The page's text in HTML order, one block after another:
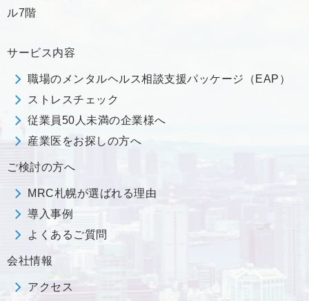
ル7階
サービス内容
職場のメンタルヘルス相談支援パッケージ（EAP）
ストレスチェック
従業員50人未満の企業様へ
産業医をお探しの方へ
ご検討の方へ
MRC札幌が選ばれる理由
導入事例
よくあるご質問
会社情報
アクセス